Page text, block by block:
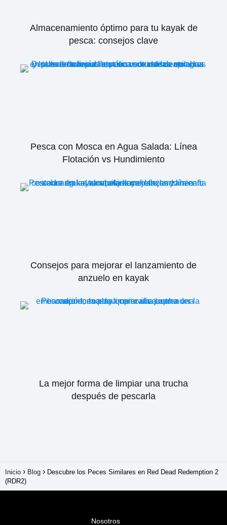
Almacenamiento óptimo para tu kayak de
pesca: consejos clave
Pesca con Mosca en Agua Salada: Línea
Flotación vs Hundimiento
Consejos para mejorar el lanzamiento de
anzuelo en kayak
La mejor forma de limpiar una trucha
después de pescarla
Inicio Blog
Descubre los Peces Similares en Red Dead Redemption 2
(RDR2)
Nosotros